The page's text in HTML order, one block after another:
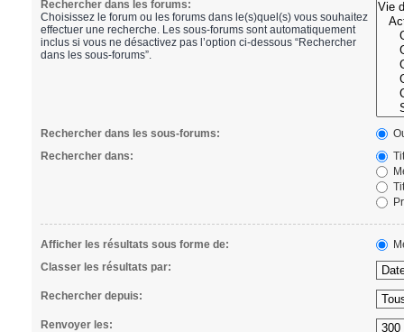
Rechercher dans les forums:
Choisissez le forum ou les forums dans le(s)quel(s) vous souhaitez
effectuer une recherche. Les sous-forums sont automatiquement
inclus si vous ne désactivez pas l’option ci-dessous “Rechercher
dans les sous-forums”.
Rechercher dans les sous-forums:
Rechercher dans:
Afficher les résultats sous forme de:
Classer les résultats par:
Rechercher depuis:
Renvoyer les: